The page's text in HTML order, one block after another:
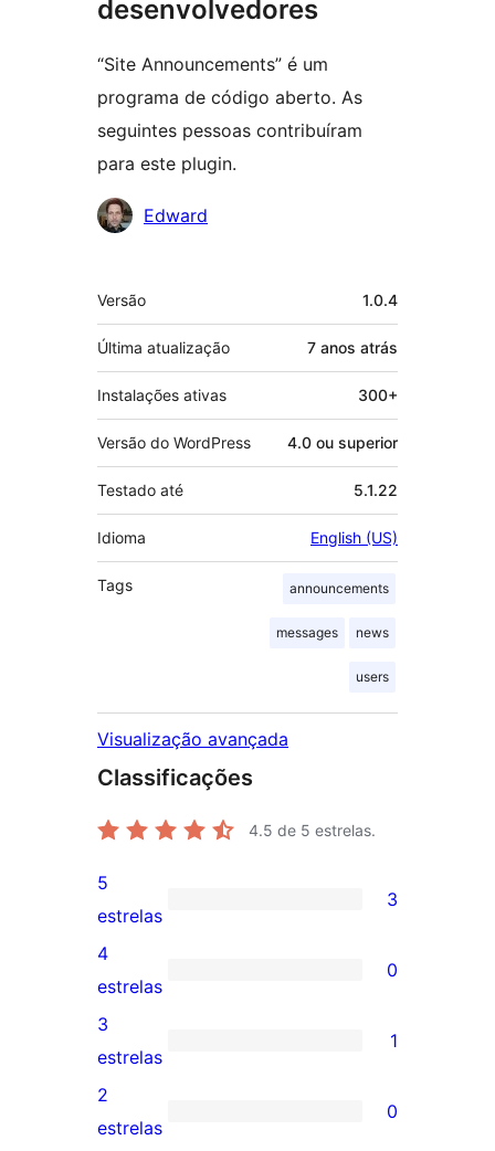
desenvolvedores
“Site Announcements” é um
programa de código aberto. As
seguintes pessoas contribuíram
para este plugin.
Colaboradores
Edward
Meta
Versão 1.0.4
Última atualização 7 anos atrás
Instalações ativas 300+
Versão do WordPress 4.0 ou superior
Testado até 5.1.22
Idioma English (US)
Tags announcements
messages news
users
Visualização avançada
Classificações
4.5 de 5 estrelas.
3
avaliações
com
5
estrelas
5
estrelas
3
0
avaliação
com
4
estrela
4
estrelas
0
1
avaliação
com
3
estrelas
1
0
2
estrelas
0